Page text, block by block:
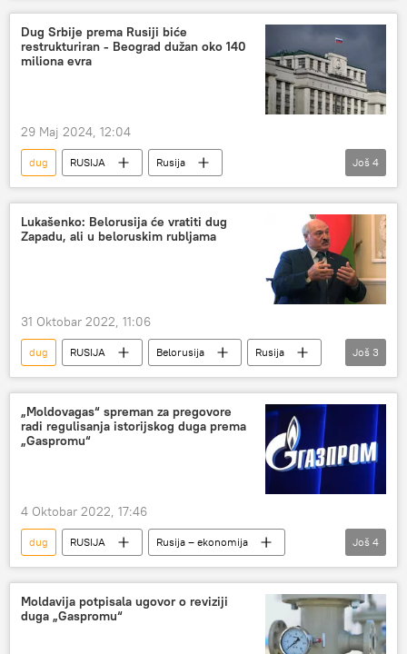
Dug Srbije prema Rusiji biće
restrukturiran - Beograd dužan oko 140
miliona evra
29 Maj 2024, 12:04
dug RUSIJA
Rusija
Rusija – ekonomija
Srbija
Ekonomija
krediti
Još 4
Lukašenko: Belorusija će vratiti dug
Zapadu, ali u beloruskim rubljama
31 Oktobar 2022, 11:06
dug RUSIJA Belorusija
Rusija
Politika
Aleksandar Lukašenko
Zapad
Još 3
„Moldovagas“ spreman za pregovore
radi regulisanja istorijskog duga prema
„Gaspromu“
4 Oktobar 2022, 17:46
dug RUSIJA
Rusija – ekonomija
Gasprom
Moldavija
pregovori
ruski gas
Još 4
Moldavija potpisala ugovor o reviziji
duga „Gaspromu“